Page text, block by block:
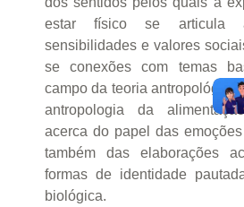
estar físico se articula a
sensibilidades e valores
se conexões com temas
campo da teoria
antropologia da
acerca do papel das
também das elaborações
formas de identidade
biológica.